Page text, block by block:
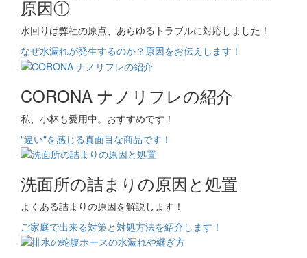
原因①
水回りは弊社の原点、あらゆるトラブルに対応しました！
なぜ水漏れが発生するのか？原因をお伝えします！
CORONA ナノリフレの紹介
私、小林も愛用中。おすすめです！
"違い"を感じる真面目な商品です！
洗面所の詰まりの原因と処置
よくある詰まりの原因を解説します！
ご家庭で出来る対策と対処方法を紹介します！